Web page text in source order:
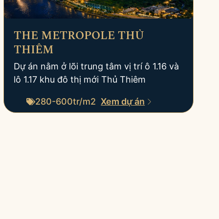
THE METROPOLE THỦ
THIÊM
Dự án nằm ở lõi trung tâm vị trí ô 1.16 và
lô 1.17 khu đô thị mới Thủ Thiêm
280-600tr/m2 Xem dự án